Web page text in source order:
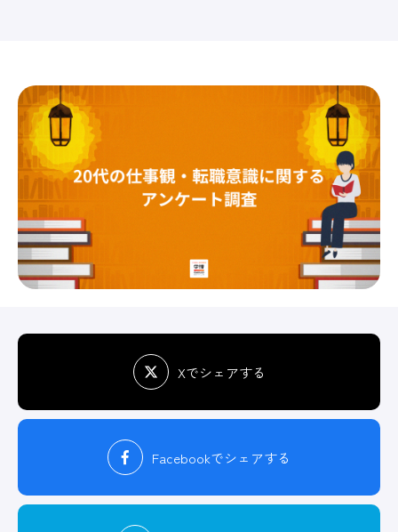
Xでシェアする
Facebookでシェアする